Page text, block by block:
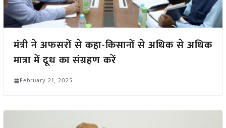
मंत्री ने अफसरों से कहा-किसानों से अधिक से अधिक
मात्रा में दूध का संग्रहण करें
February 21, 2025